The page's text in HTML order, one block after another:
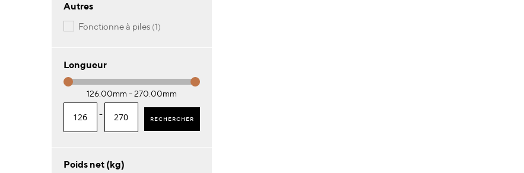
Autres
fonctionne à piles 1article
Longueur
126.00mm - 270.00mm
- RECHERCHER
Poids net (kg)